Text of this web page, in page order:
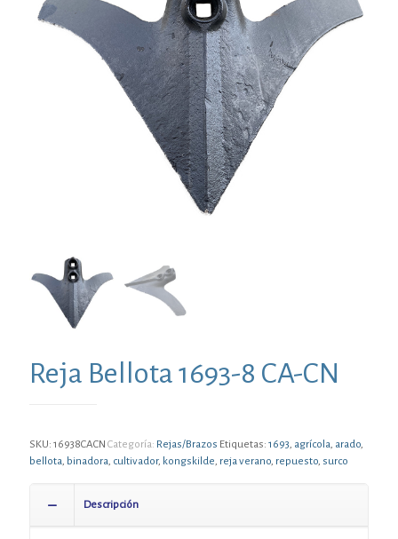
Reja Bellota 1693-8 CA-CN
SKU: 16938CACN Categoría: Rejas/Brazos Etiquetas: 1693 agrícola arado
bellota
binadora cultivador, kongskilde reja verano repuesto surco
Descripción